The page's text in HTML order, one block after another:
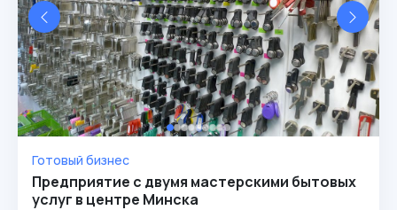
Готовый бизнес
Предприятие с двумя мастерскими бытовых
услуг в центре Минска